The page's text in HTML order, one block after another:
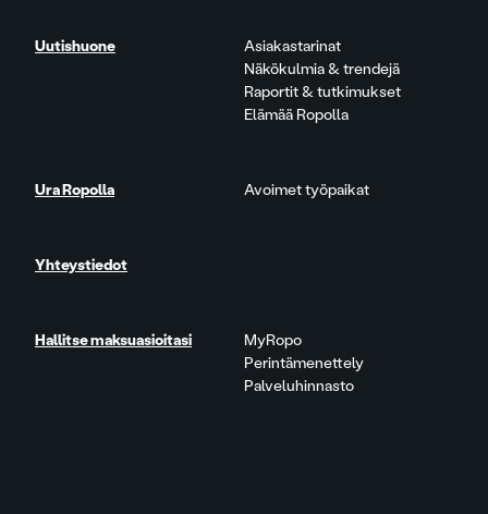
Uutishuone
Asiakastarinat
Näkökulmia & trendejä
Raportit & tutkimukset
Elämää Ropolla
Ura Ropolla Avoimet työpaikat
Yhteystiedot
Hallitse maksuasioitasi
MyRopo
Perintämenettely
Palveluhinnasto